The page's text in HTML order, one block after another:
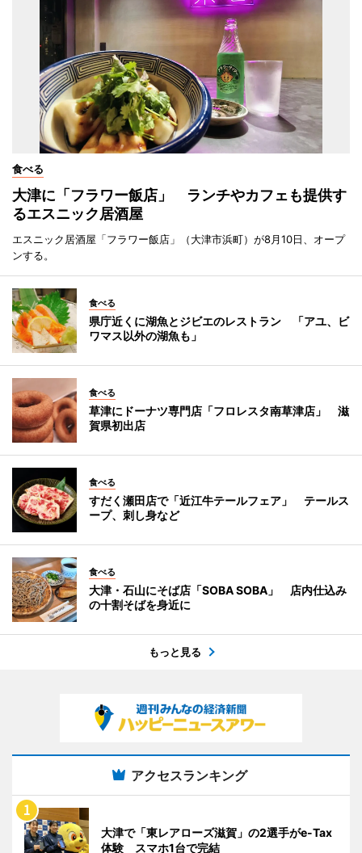
食べる
大津に「フラワー飯店」 ランチやカフェも提供す
るエスニック居酒屋
エスニック居酒屋「フラワー飯店」（大津市浜町）が8月10日、オープ
ンする。
食べる
県庁近くに湖魚とジビエのレストラン 「アユ、ビ
ワマス以外の湖魚も」
食べる
草津にドーナツ専門店「フロレスタ南草津店」 滋
賀県初出店
食べる
すだく瀬田店で「近江牛テールフェア」 テールス
ープ、刺し身など
食べる
大津・石山にそば店「SOBA SOBA」 店内仕込み
の十割そばを身近に
もっと見る
アクセスランキング
大津で「東レアローズ滋賀」の2選手がe-Tax
体験 スマホ1台で完結